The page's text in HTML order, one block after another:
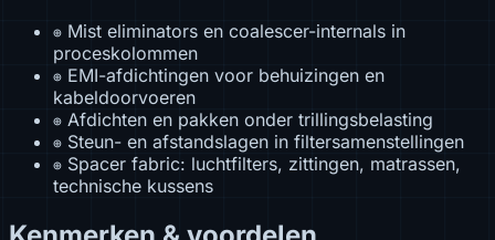
⊕ Mist eliminators en coalescer-internals in
proceskolommen
⊕ EMI-afdichtingen voor behuizingen en
kabeldoorvoeren
⊕ Afdichten en pakken onder trillingsbelasting
⊕ Steun- en afstandslagen in filtersamenstellingen
⊕ Spacer fabric: luchtfilters, zittingen, matrassen,
technische kussens